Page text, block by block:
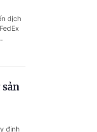
dịch
định